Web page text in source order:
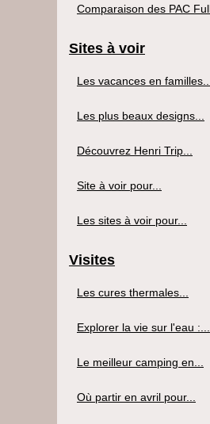
Comparaison des PAC
Sites à voir
Les vacances en familles...
Les plus beaux designs...
Découvrez Henri Trip...
Site à voir pour...
Les sites à voir pour...
Visites
Les cures thermales...
Explorer la vie sur l'eau :...
Le meilleur camping en...
Où partir en avril pour...